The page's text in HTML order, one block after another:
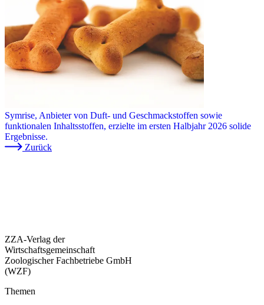
Symrise, Anbieter von Duft- und Geschmackstoffen sowie
funktionalen Inhaltsstoffen, erzielte im ersten Halbjahr 2026 solide
Ergebnisse.
Zurück
ZZA-Verlag der
Wirtschaftsgemeinschaft
Zoologischer Fachbetriebe GmbH
(WZF)
Themen